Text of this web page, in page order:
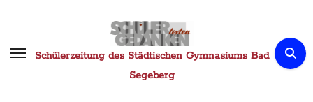
springenSchülerzeitung des Städtischen Gymnasiums Bad
Segeberg